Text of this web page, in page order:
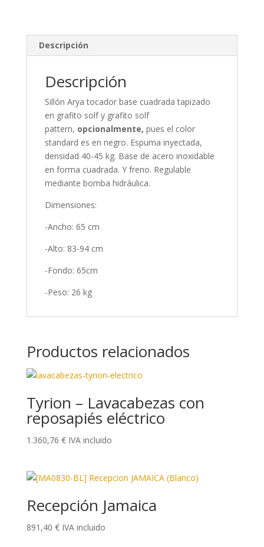
Descripción
Descripción
Sillón Arya tocador base cuadrada tapizado
en grafito solf y grafito solf
pattern, opcionalmente, pues el color
standard es en negro. Espuma inyectada,
densidad 40-45 kg. Base de acero inoxidable
en forma cuadrada. Y freno. Regulable
mediante bomba hidráulica.
Dimensiones:
-Ancho: 65 cm
-Alto: 83-94 cm
-Fondo: 65cm
-Peso: 26 kg
Productos relacionados
Tyrion – Lavacabezas con
reposapiés eléctrico
1.360,76 € IVA incluido
Recepción Jamaica
891,40 € IVA incluido